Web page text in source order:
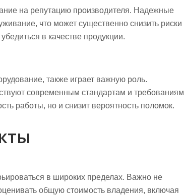
на репутацию производителя. Надежные
что может существенно снизить риски
в качестве продукции.
также играет важную роль.
современным стандартам и требованиям
работы, но и снизит вероятность поломок.
в широких пределах. Важно не
общую стоимость владения, включая